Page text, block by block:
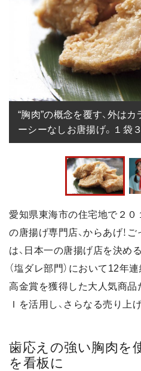
“胸肉”の概念を覆す、外は
ーシーなしお唐揚げ。１袋
愛知県東海市の住宅地で２０
の唐揚げ専門店、からあげ！ご
は、日本一の唐揚げ店を決め
（塩ダレ部門）において12年
高金賞を獲得した大人気商品
Ｉを活用し、さらなる売り上
歯応えの強い胸肉を
を看板に